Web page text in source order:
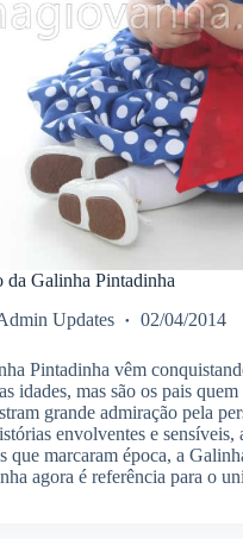
da Galinha Pintadinha
Updates
02/04/2014
Pintadinha vêm
idades, mas são os pais quem
grande admiração pela
envolventes e sensíveis,
que marcaram época, a
agora é referência para o